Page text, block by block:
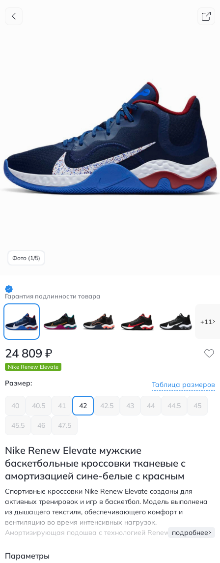
Фото (1/5)
Гарантия подлинности товара
+11
24 809 ₽
Nike Renew Elevate
Размер: Таблица размеров
40 40.5 41 42 42.5 43 44 44.5 45
45.5 46 47.5
Nike Renew Elevate мужские
баскетбольные кроссовки тканевые с
амортизацией сине-белые с красным
Спортивные кроссовки Nike Renew Elevate созданы для
активных тренировок и игр в баскетбол. Модель выполнена
из дышащего текстиля, обеспечивающего комфорт и
вентиляцию во время интенсивных нагрузок.
Амортизирующая подошва с технологией Renew поглощает
важно для прыжков и резких движений на площадке.
подробнее
Параметры